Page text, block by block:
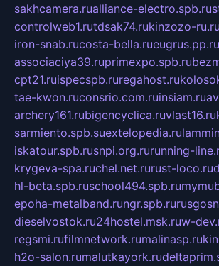
sakhcamera.rualliance-electro.spb.ru
controlweb1.rutdsak74.rukinzozo-ru.ru
iron-snab.rucosta-bella.rueugrus.pp.ru
associaciya39.ruprimexpo.spb.ru
cpt21.ruispecspb.ruregahost.ru
tae-kwon.ruconsrio.com.ruinsiam.ru
archery161.rubigencyclica.ruvlast16.ru
sarmiento.spb.suextelopedia.ru
iskatour.spb.rusnpi.org.rurunning-
krygeva-spa.ruchel.net.rurust-loco.ru
hl-beta.spb.ruschool494.spb.ru
epoha-metalband.rungr.spb.ru
dieselvostok.ru24hostel.msk.ruw-
regsmi.rufilmnetwork.rumalinasp.ru
h2o-salon.rumalutkayork.ru